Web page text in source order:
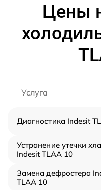
Цены
Услуга
Диагностика Indesit
Устранение утечки
Indesit TLAA 10
Замена дефростера
TLAA 10